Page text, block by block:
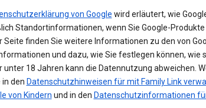
von Google wird erläutert, wie
Standortinformationen, wenn Sie Google-Produkte
Seite finden Sie weitere Informationen zu den von
und dazu, wie Sie festlegen können, wie
unter 18 Jahren kann die Datennutzung abweichen.
in den Datenschutzhinweisen für mit Family Link
von Kindern und in den Datenschutzinformationen